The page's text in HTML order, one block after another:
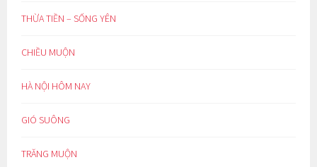
THỪA TIỀN – SỐNG YÊN
CHIỀU MUỘN
HÀ NỘI HÔM NAY
GIÓ SUÔNG
TRĂNG MUỘN